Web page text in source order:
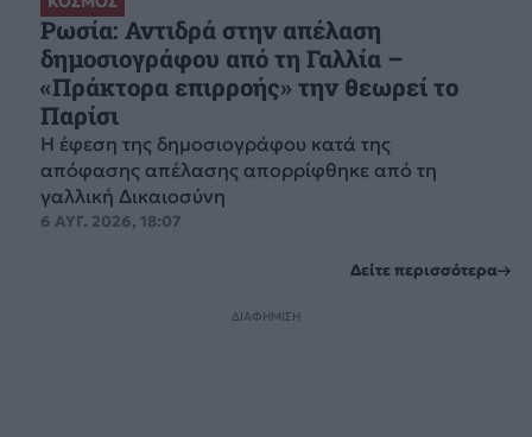
Ρωσία: Αντιδρά στην απέλαση
δημοσιογράφου από τη Γαλλία –
«Πράκτορα επιρροής» την θεωρεί το
Παρίσι
Η έφεση της δημοσιογράφου κατά της
απόφασης απέλασης απορρίφθηκε από τη
γαλλική Δικαιοσύνη
6 ΑΥΓ. 2026, 18:07
Δείτε περισσότερα
ΔΙΑΦΗΜΙΣΗ